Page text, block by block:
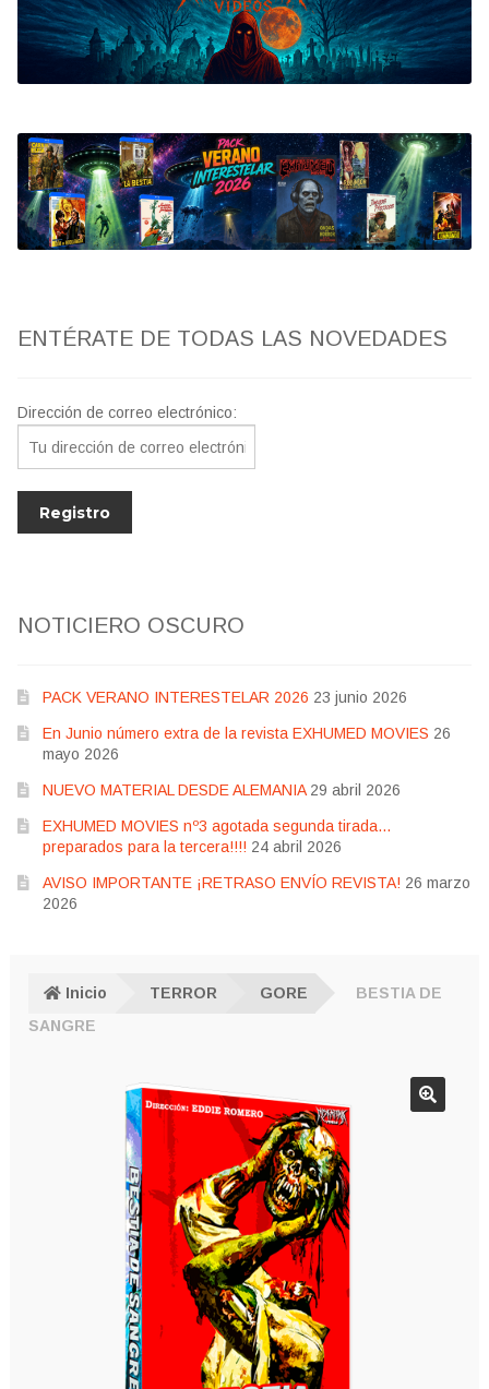
Bluray
Clasificada S
artwork
fantaterror
Jesús Franco
ENTÉRATE DE TODAS LAS NOVEDADES
Dirección de correo electrónico:
NOTICIERO OSCURO
PACK VERANO INTERESTELAR 2026 23 junio 2026
En Junio número extra de la revista EXHUMED MOVIES 26
mayo 2026
NUEVO MATERIAL DESDE ALEMANIA 29 abril 2026
EXHUMED MOVIES nº3 agotada segunda tirada…
preparados para la tercera!!!! 24 abril 2026
AVISO IMPORTANTE ¡RETRASO ENVÍO REVISTA! 26 marzo
2026
Inicio TERROR GORE
BESTIA DE
SANGRE